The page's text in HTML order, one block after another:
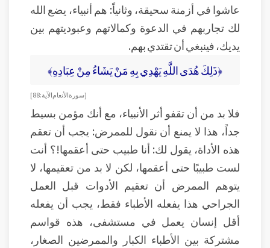
عاشوا في أزمنة سحيقة، وثانياً: هم أنبياء، يضع الله
لك تجاربهم في الدعوة وكمالاتهم وعبوديتهم بين
يديك، فينبغي أن تقتدي بهم.
﴿ذَلِكَ هُدَى اللَّهِ يَهْدِي بِهِ مَنْ يَشَاءُ مِنْ عِبَادِهِ﴾
[سورة الأنعام الآية: 88]
فلا بد من أن تقفو أثر الأنبياء، مع أنك مؤمن بسيط
جداً، هذا لا يمنع أن نقول للممرض: يجب أن تعقم
هذه الأداة، يقول لك: أنا طبيب حتى أعقمها!؟ أنت
لست طبيبًا حتى أعقمها، لكن لا بد من تعقيمها، لا
يتوهم الممرض أن تعقيم الأدوات قبل العمل
الجراحي هذا يفعله الأطباء فقط، يجب أن يفعله
أقل إنسان يعمل في مستشفى، هذه قواسم
مشتركة بين الأطباء الكبار والممرضين الصغار،